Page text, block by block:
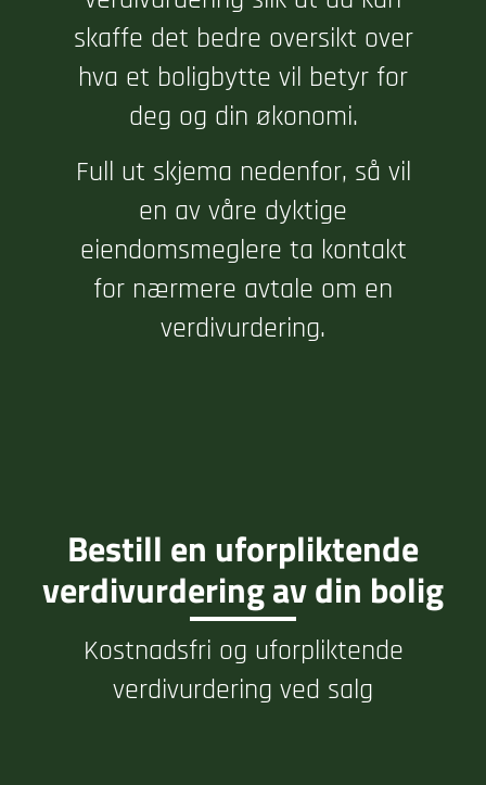
skaffe det bedre oversikt over
hva et boligbytte vil betyr for
deg og din økonomi.
Full ut skjema nedenfor, så vil
en av våre dyktige
eiendomsmeglere ta kontakt
for nærmere avtale om en
verdivurdering.
Bestill en uforpliktende
verdivurdering av din bolig
Kostnadsfri og uforpliktende
verdivurdering ved salg